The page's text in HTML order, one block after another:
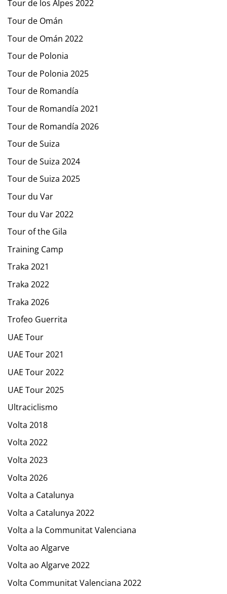
Tour de los Alpes 2022
Tour de Omán
Tour de Omán 2022
Tour de Polonia
Tour de Polonia 2025
Tour de Romandía
Tour de Romandía 2021
Tour de Romandía 2026
Tour de Suiza
Tour de Suiza 2024
Tour de Suiza 2025
Tour du Var
Tour du Var 2022
Tour of the Gila
Training Camp
Traka 2021
Traka 2022
Traka 2026
Trofeo Guerrita
UAE Tour
UAE Tour 2021
UAE Tour 2022
UAE Tour 2025
Ultraciclismo
Volta 2018
Volta 2022
Volta 2023
Volta 2026
Volta a Catalunya
Volta a Catalunya 2022
Volta a la Communitat Valenciana
Volta ao Algarve
Volta ao Algarve 2022
Volta Communitat Valenciana 2022